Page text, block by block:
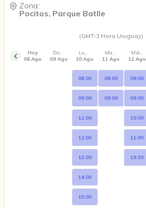
Zona:
Pocitos, Parque Batlle
(GMT-3 Hora Uruguay)
Hoy
08 Ago
Domingo
09 Ago
Lunes
10 Ago
08:00
09:00
11:00
12:00
13:00
14:00
15:00
Martes
11 Ago
08:00
09:00
Miércoles
12 Ago
08:00
09:00
10:00
11:00
19:30